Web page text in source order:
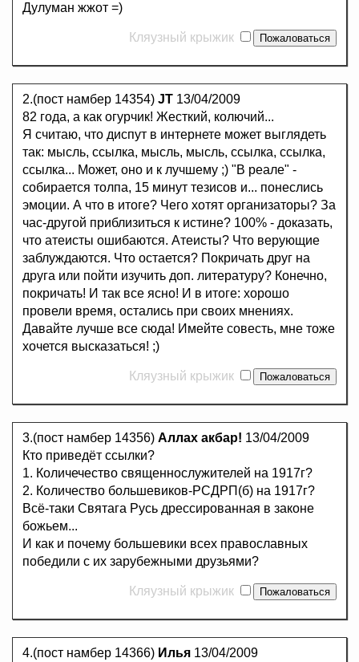
Дулуман жжот =)
Кляузный крыжик
2.(пост намбер 14354) JT 13/04/2009
82 года, а как огурчик! Жесткий, колючий...
Я считаю, что диспут в интернете может выглядеть
так: мысль, ссылка, мысль, мысль, ссылка, ссылка,
ссылка... Может, оно и к лучшему ;) "В реале" -
собирается толпа, 15 минут тезисов и... понеслись
эмоции. А что в итоге? Чего хотят организаторы? За
час-другой приблизиться к истине? 100% - доказать,
что атеисты ошибаются. Атеисты? Что верующие
заблуждаются. Что остается? Покричать друг на
друга или пойти изучить доп. литературу? Конечно,
покричать! И так все ясно! И в итоге: хорошо
провели время, остались при своих мнениях.
Давайте лучше все сюда! Имейте совесть, мне тоже
хочется высказаться! ;)
Кляузный крыжик
3.(пост намбер 14356) Аллах акбар! 13/04/2009
Кто приведёт ссылки?
1. Количечество священнослужителей на 1917г?
2. Количество большевиков-РСДРП(б) на 1917г?
Всё-таки Святага Русь дрессированная в законе
божьем...
И как и почему большевики всех православных
победили с их зарубежными друзьями?
Кляузный крыжик
4.(пост намбер 14366) Илья 13/04/2009